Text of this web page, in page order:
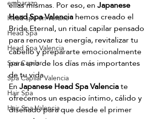
embarazo
Head spa en verano
Head Spa
Head Spa Valencia
Spa Capilar
Spa Capilar Valencia
Hair Spa
Hair Spa Valencia
ellas mismas. Por eso, en Japanese
Head SpaValencia hemos creado el
Bride Eternal, un ritual capilar pensado
para renovar tu energía, revitalizar tu
cabello y prepararte emocionalmente
para uno de los días más importantes
de tu vida.
En Japanese Head Spa Valencia te
ofrecemos un espacio íntimo, cálido y
diseñado para que desde el primer